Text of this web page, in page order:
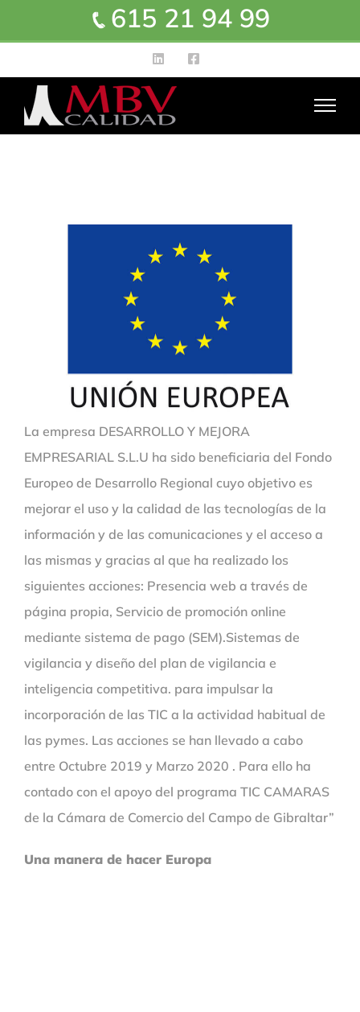
615 21 94 99
La empresa DESARROLLO Y MEJORA
EMPRESARIAL S.L.U ha sido beneficiaria del Fondo
Europeo de Desarrollo Regional cuyo objetivo es
mejorar el uso y la calidad de las tecnologías de la
información y de las comunicaciones y el acceso a
las mismas y gracias al que ha realizado los
siguientes acciones: Presencia web a través de
página propia, Servicio de promoción online
mediante sistema de pago (SEM).Sistemas de
vigilancia y diseño del plan de vigilancia e
inteligencia competitiva. para impulsar la
incorporación de las TIC a la actividad habitual de
las pymes. Las acciones se han llevado a cabo
entre Octubre 2019 y Marzo 2020 . Para ello ha
contado con el apoyo del programa TIC CAMARAS
de la Cámara de Comercio del Campo de Gibraltar”
Una manera de hacer Europa